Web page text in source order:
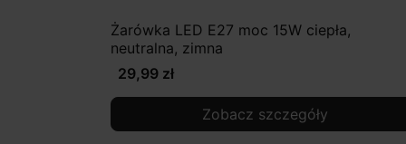
Żarówka LED E27 moc 15W ciepła,
neutralna, zimna
29,99 zł
Zobacz szczegóły